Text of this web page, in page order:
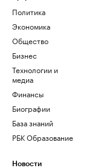
Политика
Экономика
Общество
Бизнес
Технологии и
медиа
Финансы
Биографии
База знаний
РБК Образование
Новости